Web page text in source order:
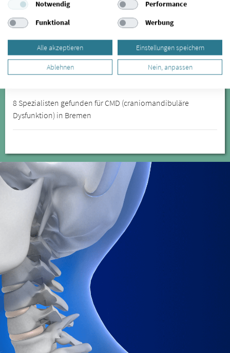
Alexandra Piaskowsky
Zahnärztin
Morgenlandstraße 15
8 Spezialisten gefunden für CMD (craniomandibuläre
Dysfunktion) in Bremen
Notwendig
Performance
Funktional
Werbung
Alle akzeptieren Einstellungen speichern
Ablehnen Nein, anpassen